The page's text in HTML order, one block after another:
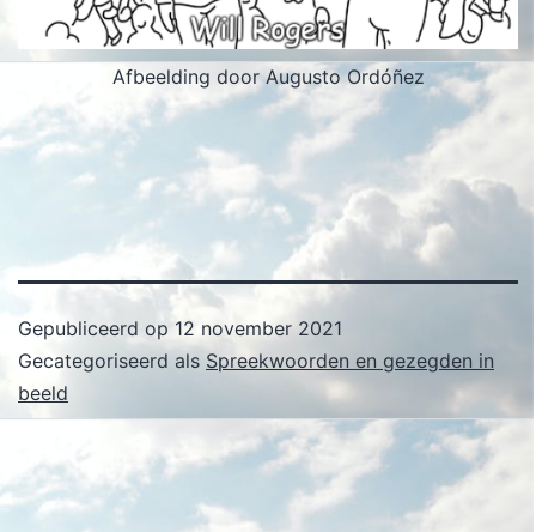
Afbeelding door Augusto Ordóñez
Gepubliceerd op 12 november 2021
Gecategoriseerd als Spreekwoorden en gezegden in
beeld